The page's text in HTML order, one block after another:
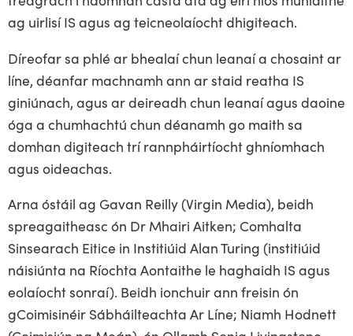
ag uirlisí IS agus ag teicneolaíocht dhigiteach.
Díreofar sa phlé ar bhealaí chun leanaí a chosaint ar
líne, déanfar machnamh ann ar staid reatha IS
giniúnach, agus ar deireadh chun leanaí agus daoine
óga a chumhachtú chun déanamh go maith sa
domhan digiteach trí rannpháirtíocht ghníomhach
agus oideachas.
Arna óstáil ag Gavan Reilly (Virgin Media), beidh
spreagaitheasc ón Dr Mhairi Aitken; Comhalta
Sinsearach Eitice in Institiúid Alan Turing (institiúid
náisiúnta na Ríochta Aontaithe le haghaidh IS agus
eolaíocht sonraí). Beidh ionchuir ann freisin ón
gCoimisinéir Sábháilteachta Ar Líne; Niamh Hodnett